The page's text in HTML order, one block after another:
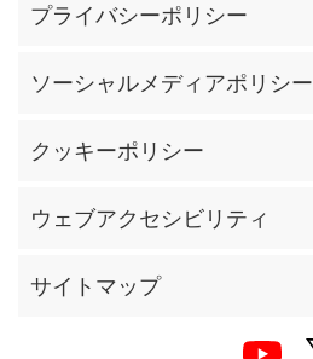
プライバシーポリシー
ソーシャルメディアポリシー
クッキーポリシー
ウェブアクセシビリティ
サイトマップ